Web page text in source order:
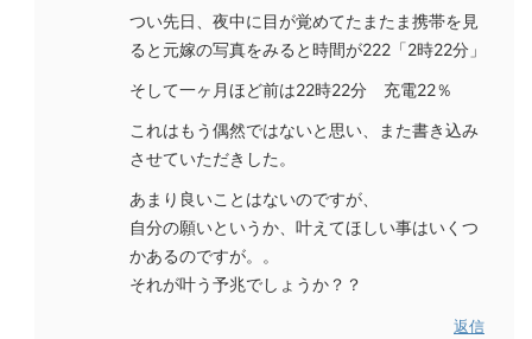
つい先日、夜中に目が覚めてたまたま携帯を見
ると元嫁の写真をみると時間が222「2時22分」
そして一ヶ月ほど前は22時22分 充電22％
これはもう偶然ではないと思い、また書き込み
させていただきした。
あまり良いことはないのですが、
自分の願いというか、叶えてほしい事はいくつ
かあるのですが。。
それが叶う予兆でしょうか？？
返信